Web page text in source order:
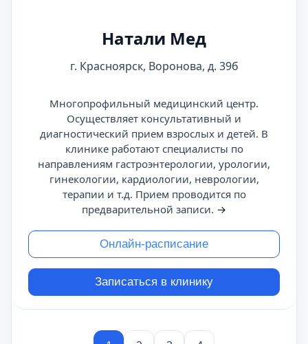
Натали Мед
г. Красноярск, Воронова, д. 39б
Многопрофильный медицинский центр.
Осуществляет консультативный и
диагностический прием взрослых и детей. В
клинике работают специалисты по
направлениям гастроэнтерологии, урологии,
гинекологии, кардиологии, неврологии,
терапии и т.д. Прием проводится по
предварительной записи. →
Онлайн-расписание
Записаться в клинику